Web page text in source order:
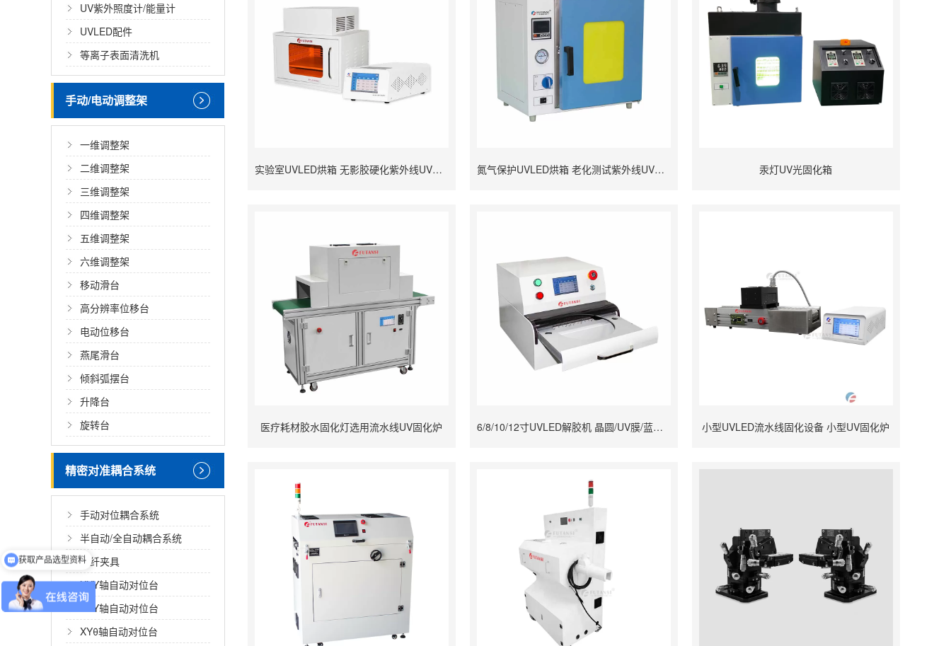
UV紫外照度计/能量计
UVLED配件
等离子表面清洗机
手动/电动调整架
一维调整架
二维调整架
三维调整架
四维调整架
五维调整架
六维调整架
移动滑台
高分辨率位移台
电动位移台
燕尾滑台
倾斜弧摆台
升降台
旋转台
精密对准耦合系统
手动对位耦合系统
半自动/全自动耦合系统
光纤夹具
XXY轴自动对位台
XYY轴自动对位台
XYθ轴自动对位台
实验室UVLED烘箱 无影胶硬化紫外线UV烘干设备 氮气保护UVLED烘箱 老化测试紫外线UV固化箱 汞灯UV光固化箱
医疗耗材胶水固化灯选用流水线UV固化炉 6/8/10/12寸UVLED解胶机 晶圆/UV膜/蓝膜/芯片/半导体uv解胶机 小型UVLED流水线固化设备 小型UV固化炉
获取价格